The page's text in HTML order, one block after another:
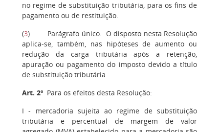
no regime de substituição tributária, para os fins de
pagamento ou de restituição.
(3) Parágrafo único. O disposto nesta Resolução
aplica-se, também, nas hipóteses de aumento ou
redução da carga tributária após a retenção,
apuração ou pagamento do imposto devido a título
de substituição tributária.
Art. 2º Para os efeitos desta Resolução:
I - mercadoria sujeita ao regime de substituição
tributária e percentual de margem de valor